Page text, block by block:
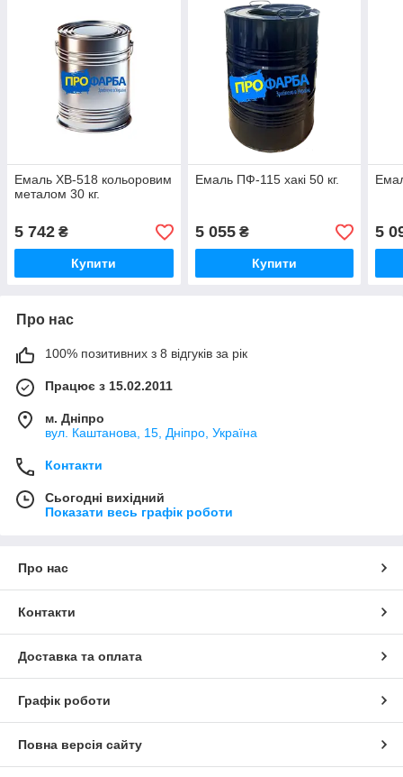
Емаль ХВ-518 кольоровим
металом 30 кг.
5 742 ₴
Купити
Емаль ПФ-115 хакі 50 кг.
5 055₴
Купити
5
Про нас
100% позитивних з 8 відгуків за рік
Працює з 15.02.2011
м. Дніпро
вул. Каштанова, 15, Дніпро, Україна
Контакти
Сьогодні вихідний
Показати весь графік роботи
Про нас
Контакти
Доставка та оплата
Графік роботи
Повна версія сайту